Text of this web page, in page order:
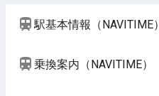
駅基本情報（NAVITIME）
乗換案内（NAVITIME）